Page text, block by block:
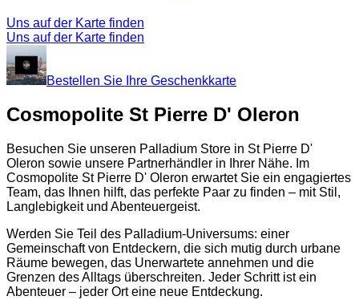
Uns auf der Karte finden
Uns auf der Karte finden
Bestellen Sie Ihre Geschenkkarte
Cosmopolite St Pierre D' Oleron
Besuchen Sie unseren Palladium Store in St Pierre D'
Oleron sowie unsere Partnerhändler in Ihrer Nähe. Im
Cosmopolite St Pierre D' Oleron erwartet Sie ein engagiertes
Team, das Ihnen hilft, das perfekte Paar zu finden – mit Stil,
Langlebigkeit und Abenteuergeist.
Werden Sie Teil des Palladium-Universums: einer
Gemeinschaft von Entdeckern, die sich mutig durch urbane
Räume bewegen, das Unerwartete annehmen und die
Grenzen des Alltags überschreiten. Jeder Schritt ist ein
Abenteuer – jeder Ort eine neue Entdeckung.